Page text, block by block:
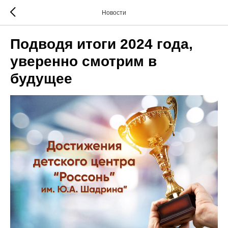
Новости
Подводя итоги 2024 года,
уверенно смотрим в
будущее